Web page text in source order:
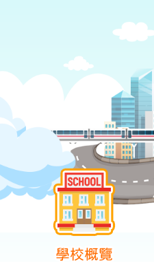
學校概覽